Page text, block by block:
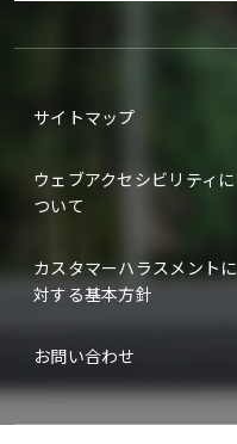
サイトマップ
ウェブアクセシビリティに
ついて
カスタマーハラスメントに
対する基本方針
お問い合わせ